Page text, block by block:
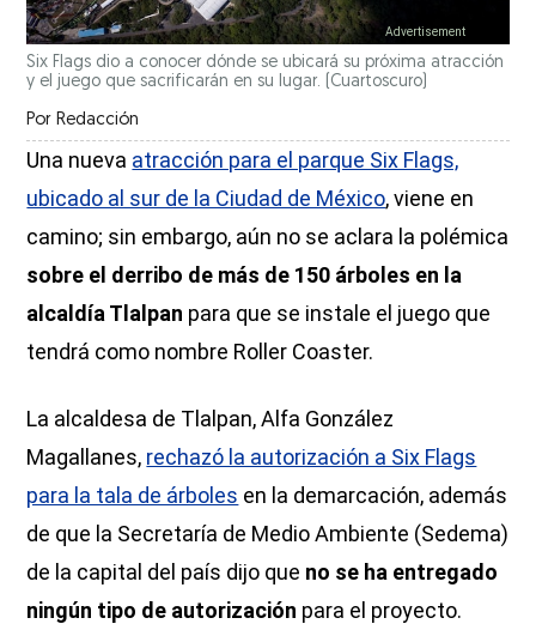
Six Flags dio a conocer dónde se ubicará su próxima atracción
y el juego que sacrificarán en su lugar.
(Cuartoscuro)
Por Redacción
Una nueva atracción para el parque Six Flags,
ubicado al sur de la Ciudad de México, viene en
camino; sin embargo, aún no se aclara la polémica
sobre el derribo de más de 150 árboles en la
alcaldía Tlalpan para que se instale el juego que
tendrá como nombre Roller Coaster.
La alcaldesa de Tlalpan, Alfa González
Magallanes, rechazó la autorización a Six Flags
para la tala de árboles en la demarcación, además
de que la Secretaría de Medio Ambiente (Sedema)
de la capital del país dijo que no se ha entregado
ningún tipo de autorización para el proyecto.